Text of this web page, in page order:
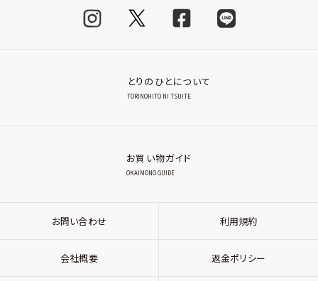
とりのひとについて
TORINOHITO NI TSUITE
お買い物ガイド
OKAIMONO GUIDE
お問い合わせ 利用規約
会社概要 返金ポリシー